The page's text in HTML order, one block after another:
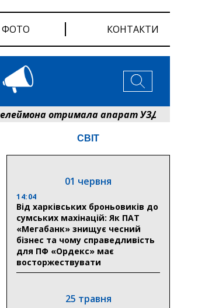
ФОТО КОНТАКТИ
отримала апарат УЗД та обладнання
СВІТ
01 червня
14:04
Від харківських броньовиків до
сумських махінацій: Як ПАТ
«Мегабанк» знищує чесний
бізнес та чому справедливість
для ПФ «Ордекс» має
восторжествувати
25 травня